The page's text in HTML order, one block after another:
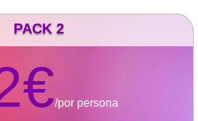
PACK 2
/por persona